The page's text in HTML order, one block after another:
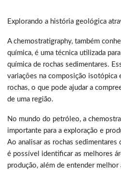
Explorando a história geológica
A chemostratigraphy, também
química, é uma técnica utilizada
química de rochas sedimentares.
variações na composição isotópica
rochas, o que pode ajudar a
de uma região.
No mundo do petróleo, a
importante para a exploração e
Ao analisar as rochas
é possível identificar as melhores
produção, além de entender